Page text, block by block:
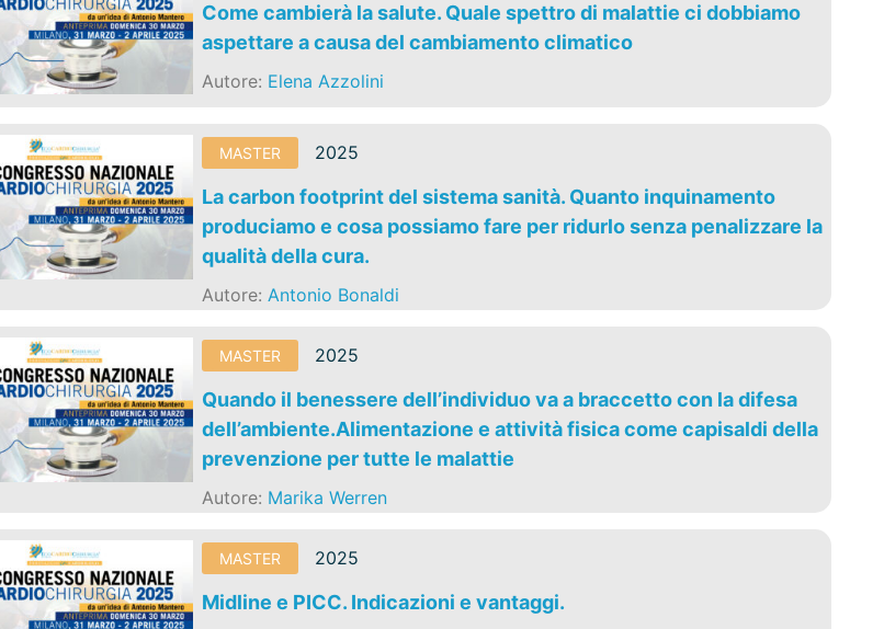
Come cambierà la salute. Quale spettro di malattie ci dobbiamo
aspettare a causa del cambiamento climatico
Autore: Elena Azzolini
MASTER 2025
La carbon footprint del sistema sanità. Quanto inquinamento
produciamo e cosa possiamo fare per ridurlo senza penalizzare la
qualità della cura.
Autore: Antonio Bonaldi
MASTER 2025
Quando il benessere dell’individuo va a braccetto con la difesa
dell’ambiente.Alimentazione e attività fisica come capisaldi della
prevenzione per tutte le malattie
Autore: Marika Werren
MASTER 2025
Midline e PICC. Indicazioni e vantaggi.